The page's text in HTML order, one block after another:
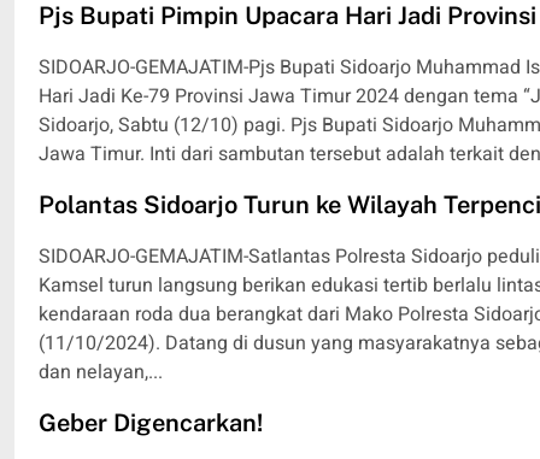
Pjs Bupati Pimpin Upacara Hari Jadi
SIDOARJO-GEMAJATIM-Pjs Bupati Sidoarjo
Hari Jadi Ke-79 Provinsi Jawa Timur 2024 dengan tema
Sidoarjo, Sabtu (12/10) pagi. Pjs Bupati Sidoarjo
Jawa Timur. Inti dari sambutan tersebut adalah terkait
Polantas Sidoarjo Turun ke Wilayah
SIDOARJO-GEMAJATIM-Satlantas Polresta Sidoarjo
Kamsel turun langsung berikan edukasi tertib berlalu
kendaraan roda dua berangkat dari Mako Polresta
(11/10/2024). Datang di dusun yang masyarakatnya
dan nelayan,...
Geber Digencarkan!